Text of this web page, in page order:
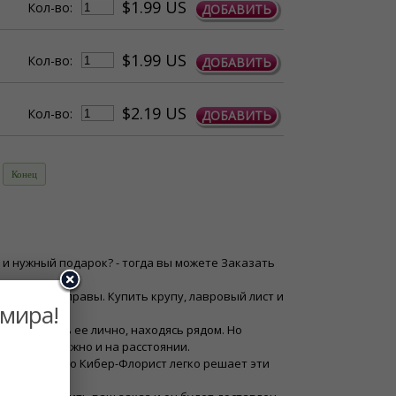
ДОБАВИТЬ
$1.99 US
Кол-во:
ДОБАВИТЬ
$1.99 US
Кол-во:
ДОБАВИТЬ
$2.19 US
Кол-во:
Конец
нужный подарок? - тогда вы можете Заказать
приправы. Купить крупу, лавровый лист и
проявить ее лично, находясь рядом. Но
можно и на расстоянии.
стране. Но Кибер-Флорист легко решает эти